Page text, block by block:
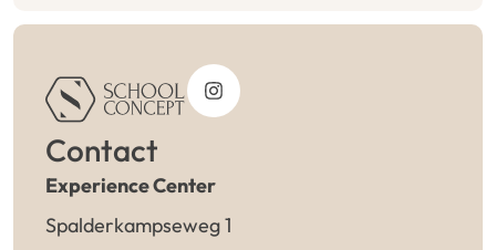
Contact
Experience Center
Spalderkampseweg 1